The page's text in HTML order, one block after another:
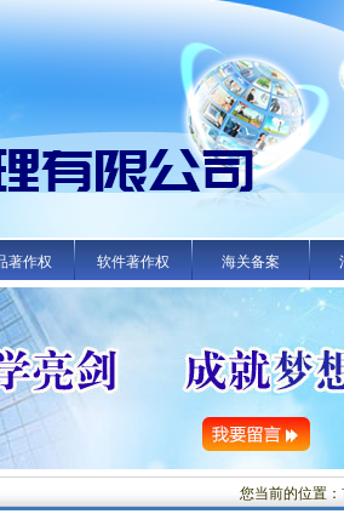
著作权 软件著作权 海关备案
您当前的位置